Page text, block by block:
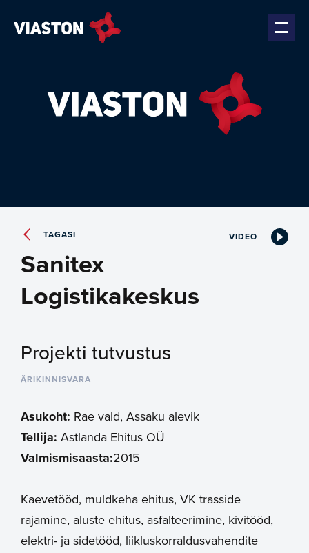
Sanitex
Logistikakeskus
TAGASI VIDEO
Projekti tutvustus
ÄRIKINNISVARA
Asukoht: Rae vald, Assaku alevik
Tellija: Astlanda Ehitus OÜ
Valmismisaasta:2015
Kaevetööd, muldkeha ehitus, VK trasside
rajamine, aluste ehitus, asfalteerimine, kivitööd,
elektri- ja sidetööd, liikluskorraldusvahendite